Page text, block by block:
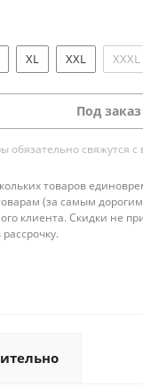
XL XXL XXXL
Под заказ
свяжутся с
товаров
(за самым
клиента. Скидки не